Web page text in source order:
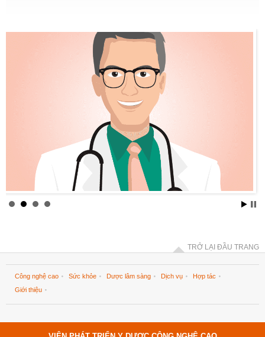
TRỞ LẠI ĐẦU TRANG
Công nghệ cao Sức khỏe Dược lâm sàng Dịch vụ
Hợp tác
Giới thiệu